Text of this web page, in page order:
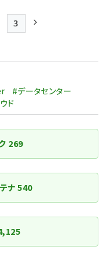
Page
3
#データセンター
ド
269
ナ540